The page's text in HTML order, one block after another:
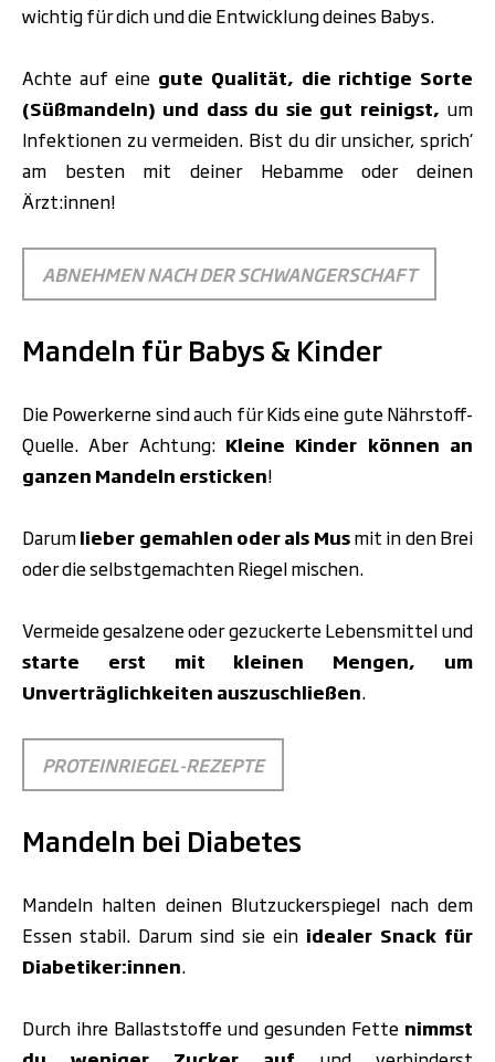
wichtig für dich und die Entwicklung deines Babys.
Achte auf eine gute Qualität, die richtige Sorte
(Süßmandeln) und dass du sie gut reinigst, um
Infektionen zu vermeiden. Bist du dir unsicher, sprich‘
am besten mit deiner Hebamme oder deinen
Ärzt:innen!
ABNEHMEN NACH DER SCHWANGERSCHAFT
Mandeln für Babys & Kinder
Die Powerkerne sind auch für Kids eine gute Nährstoff-
Quelle. Aber Achtung: Kleine Kinder können an
ganzen Mandeln ersticken!
Darumlieber gemahlen oder als Musmit in den Brei
oder die selbstgemachten Riegel mischen.
Vermeide gesalzene oder gezuckerte Lebensmittel und
starte erst mit
kleinen Mengen, um
Unverträglichkeiten auszuschließen.
PROTEINRIEGEL-REZEPTE
Mandeln bei Diabetes
Mandeln halten deinen Blutzuckerspiegel nach dem
Essen stabil. Darum sind sie ein idealer Snack für
Diabetiker:innen.
Durch ihre Ballaststoffe und gesunden Fette nimmst